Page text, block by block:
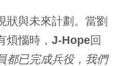
狀與未來計劃。當劉
煩惱時， J-Hope回
都已完成兵役，我們